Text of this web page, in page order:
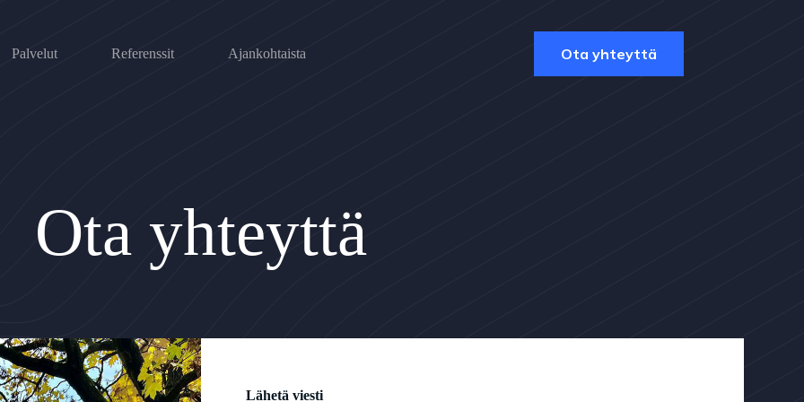
Palvelut
Referenssit Ajankohtaista Ota yhteyttä
Ota yhteyttä
Lähetä viesti